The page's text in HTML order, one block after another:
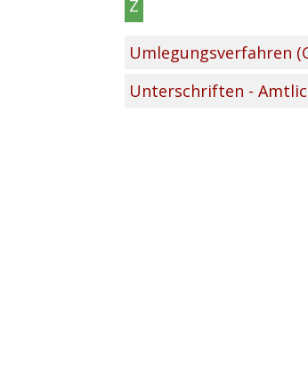
Z
Umlegungsverfahren
Unterschriften -